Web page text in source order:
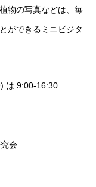
物の写真などは、毎
ができるミニビジタ
は 9:00-16:30
会